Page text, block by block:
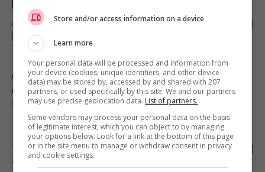
Candidat à la profession d’architecte,
bachelier en architecture ou
technologue en architecture
Québec, QC
Construction, production et
manutention
Technicien(ne)/adjoint(e) comptable et
aux opérations
Store and/or access information on a device
Learn more
Your personal data will be processed and information from
your device (cookies, unique identifiers, and other device
data) may be stored by, accessed by and shared with 207
partners, or used specifically by this site. We and our partners
may use precise geolocation data. List of partners.
Some vendors may process your personal data on the basis
of legitimate interest, which you can object to by managing
your options below. Look for a link at the bottom of this page
or in the site menu to manage or withdraw consent in privacy
and cookie settings.